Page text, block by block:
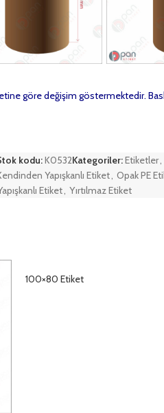
göre değişim göstermektedir.
kodu:K0532Kategoriler:Etiketler,
Yapışkanlı Etiket, Opak PE
Etiket, Yırtılmaz Etiket
100×80 Etiket